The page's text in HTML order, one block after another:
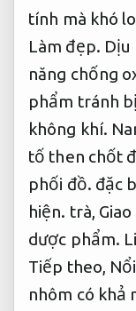
tính mà khó
Làm đẹp. Dịu
năng chống
phẩm tránh
không khí.
tố then chốt
phối đồ. đặc
hiện. trà,
dược phẩm.
Tiếp theo,
nhôm có khả